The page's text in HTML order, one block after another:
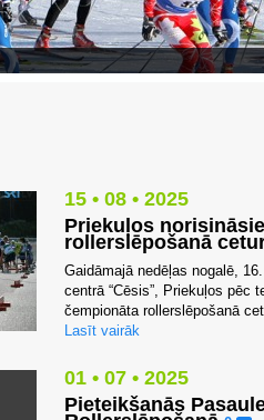
15 • 08 • 2025
Priekuļos
rollerslēpošanā
Gaidāmajā nedēļas nogalē,
centrā “Cēsis”, Priekuļos pēc
čempionāta rollerslēpošanā
Lasīt vairāk
01 • 07 • 2025
Pieteikšanās